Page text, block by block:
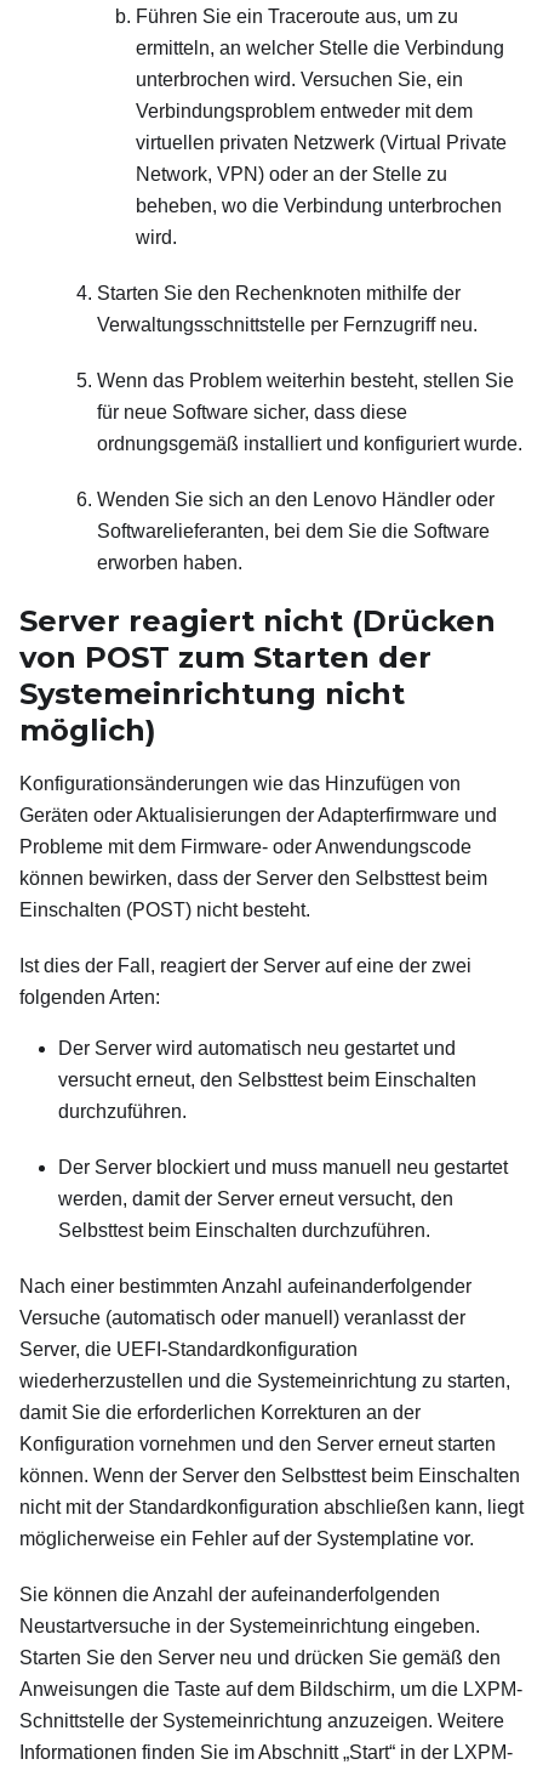
Führen Sie ein Traceroute aus, um zu
ermitteln, an welcher Stelle die Verbindung
unterbrochen wird. Versuchen Sie, ein
Verbindungsproblem entweder mit dem
virtuellen privaten Netzwerk (Virtual Private
Network, VPN) oder an der Stelle zu
beheben, wo die Verbindung unterbrochen
wird.
Starten Sie den Rechenknoten mithilfe der
Verwaltungsschnittstelle per Fernzugriff neu.
Wenn das Problem weiterhin besteht, stellen Sie
für neue Software sicher, dass diese
ordnungsgemäß installiert und konfiguriert wurde.
Wenden Sie sich an den Lenovo Händler oder
Softwarelieferanten, bei dem Sie die Software
erworben haben.
Server reagiert nicht (Drücken
von POST zum Starten der
Systemeinrichtung nicht
möglich)
Konfigurationsänderungen wie das Hinzufügen von
Geräten oder Aktualisierungen der Adapterfirmware und
Probleme mit dem Firmware- oder Anwendungscode
können bewirken, dass der Server den Selbsttest beim
Einschalten (POST) nicht besteht.
Ist dies der Fall, reagiert der Server auf eine der zwei
folgenden Arten:
Der Server wird automatisch neu gestartet und
versucht erneut, den Selbsttest beim Einschalten
durchzuführen.
Der Server blockiert und muss manuell neu gestartet
werden, damit der Server erneut versucht, den
Selbsttest beim Einschalten durchzuführen.
Nach einer bestimmten Anzahl aufeinanderfolgender
Versuche (automatisch oder manuell) veranlasst der
Server, die UEFI-Standardkonfiguration
wiederherzustellen und die Systemeinrichtung zu starten,
damit Sie die erforderlichen Korrekturen an der
Konfiguration vornehmen und den Server erneut starten
können. Wenn der Server den Selbsttest beim Einschalten
nicht mit der Standardkonfiguration abschließen kann, liegt
möglicherweise ein Fehler auf der Systemplatine vor.
Sie können die Anzahl der aufeinanderfolgenden
Neustartversuche in der Systemeinrichtung eingeben.
Starten Sie den Server neu und drücken Sie gemäß den
Anweisungen die Taste auf dem Bildschirm, um die LXPM-
Schnittstelle der Systemeinrichtung anzuzeigen. Weitere
Informationen finden Sie im Abschnitt Start in der LXPM-